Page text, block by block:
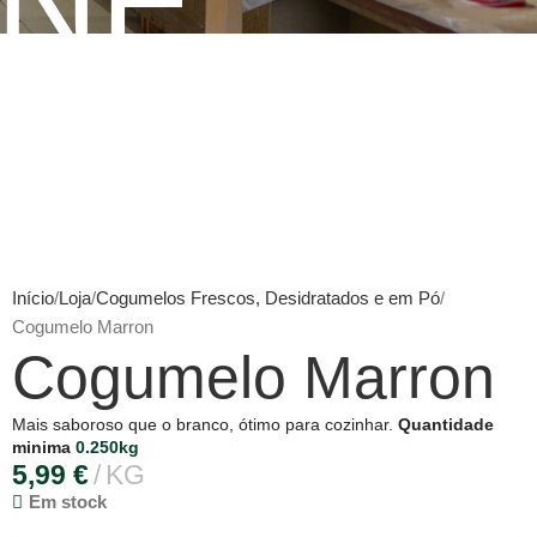
Início Loja Cogumelos Frescos, Desidratados e em Pó
Cogumelo Marron
Cogumelo Marron
Mais saboroso que o branco, ótimo para cozinhar. Quantidade
minima 0.250kg
5,99 € KG
Em stock